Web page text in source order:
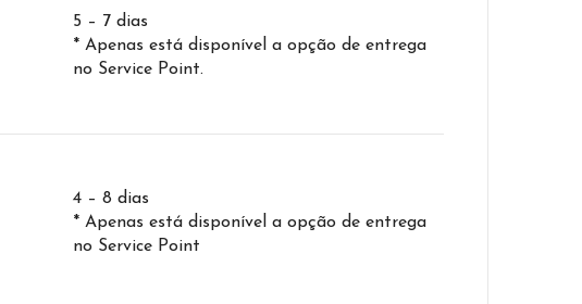
5 – 7 dias
* Apenas está disponível a opção de entrega
no Service Point.
4 – 8 dias
* Apenas está disponível a opção de entrega
no Service Point